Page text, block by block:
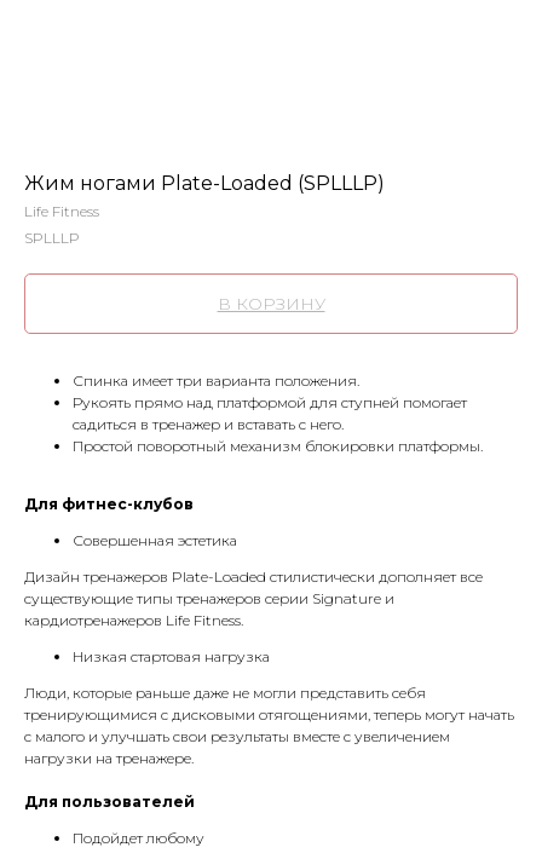
Жим ногами Plate-Loaded (SPLLLP)
Life Fitness
SPLLLP
В КОРЗИНУ
Спинка имеет три варианта положения.
Рукоять прямо над платформой для ступней помогает
садиться в тренажер и вставать с него.
Простой поворотный механизм блокировки платформы.
Для фитнес-клубов
Совершенная эстетика
Дизайн тренажеров Plate-Loaded стилистически дополняет все
существующие типы тренажеров серии Signature и
кардиотренажеров Life Fitness.
Низкая стартовая нагрузка
Люди, которые раньше даже не могли представить себя
тренирующимися с дисковыми отягощениями, теперь могут начать
с малого и улучшать свои результаты вместе с увеличением
нагрузки на тренажере.
Для пользователей
Подойдет любому